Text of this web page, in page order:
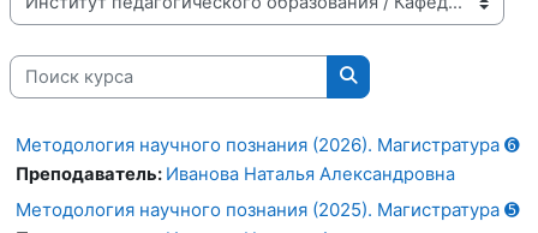
Категории курсов
Поиск курса
Поиск курса
Методология научного познания (2026). Магистратура ➏
Преподаватель: Иванова Наталья Александровна
Методология научного познания (2025). Магистратура ➎